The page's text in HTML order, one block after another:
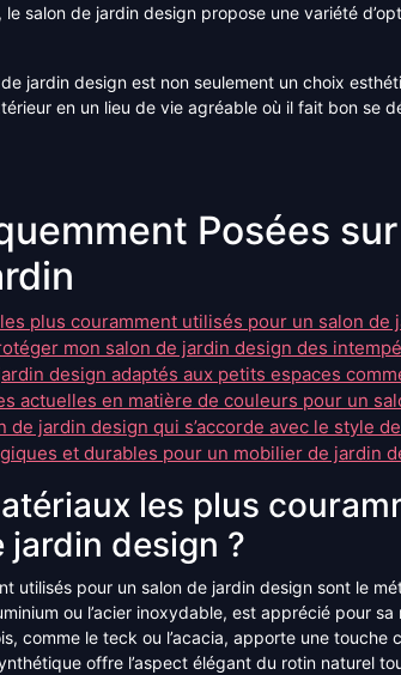
salon de jardin design propose une variété
jardin design est non seulement un choix
en un lieu de vie agréable où il fait bon se
Posées
plus couramment utilisés pour un salon de
mon salon de jardin design des
design adaptés aux petits espaces
actuelles en matière de couleurs pour un
de jardin design qui s’accorde avec le style
et durables pour un mobilier de jardin
les plus
jardin design ?
utilisés pour un salon de jardin design sont le
ou l’acier inoxydable, est apprécié pour
comme le teck ou l’acacia, apporte une touche
offre l’aspect élégant du rotin naturel